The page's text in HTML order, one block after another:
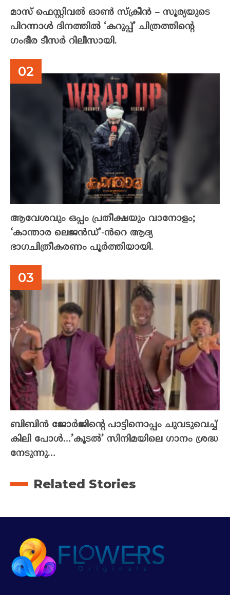
മാസ് ഫെസ്റ്റിവൽ ഓൺ സ്‌ക്രീൻ – സൂര്യയുടെ
പിറന്നാൾ ദിനത്തിൽ ‘കറുപ്പ്’ ചിത്രത്തിന്റെ
ഗംഭീര ടീസർ റിലീസായി.
ആവേശവും ഒപ്പം പ്രതീക്ഷയും വാനോളം;
‘കാന്താര ലെജൻഡ്’-ൻറെ ആദ്യ
ഭാഗചിത്രീകരണം പൂർത്തിയായി.
ബിബിൻ ജോർജിന്റെ പാട്ടിനൊപ്പം ചുവടുവെച്ച്
കിലി പോൾ…’കൂടൽ’ സിനിമയിലെ ഗാനം ശ്രദ്ധ
നേടുന്നു…
Related Stories